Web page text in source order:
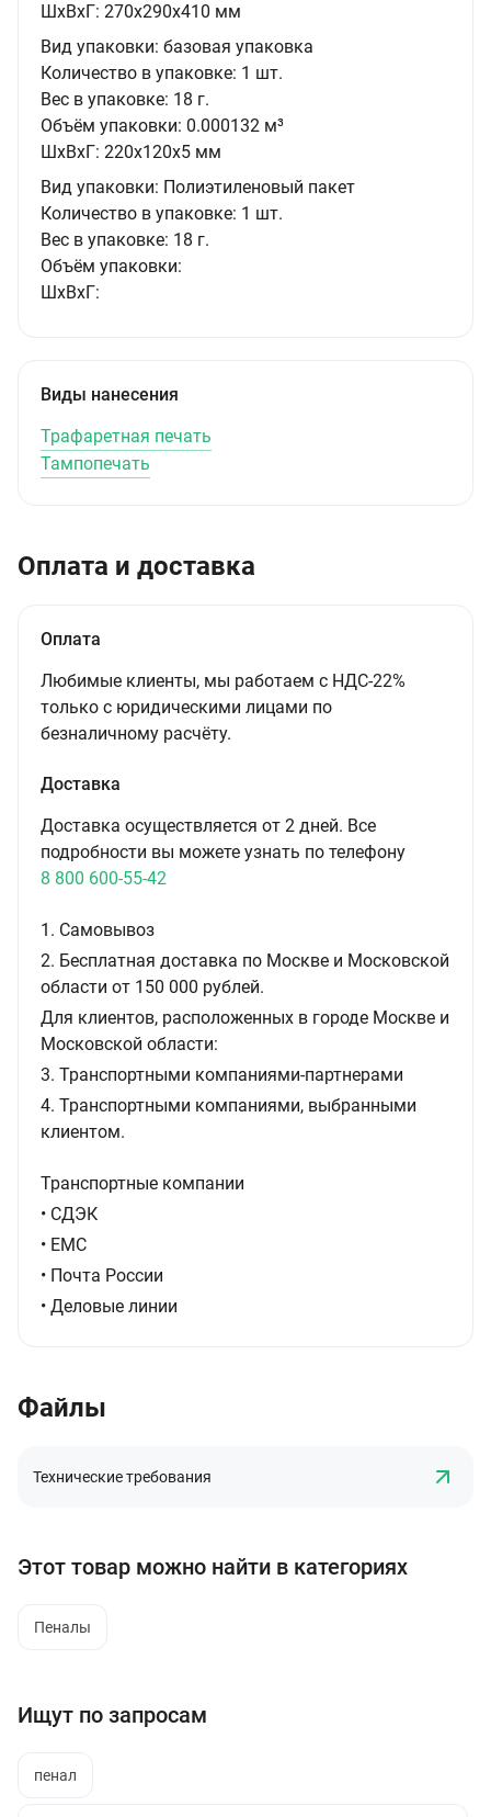
ШxВxГ: 270x290x410 мм
Вид упаковки: базовая упаковка
Количество в упаковке: 1 шт.
Вес в упаковке: 18 г.
Объём упаковки: 0.000132 м³
ШxВxГ: 220x120x5 мм
Вид упаковки: Полиэтиленовый пакет
Количество в упаковке: 1 шт.
Вес в упаковке: 18 г.
Объём упаковки:
ШxВxГ:
Виды нанесения
Трафаретная печать
Тампопечать
Оплата и доставка
Оплата
Любимые клиенты, мы работаем с НДС-22%
только с юридическими лицами по
безналичному расчёту.
Доставка
Доставка осуществляется от 2 дней. Все
подробности вы можете узнать по телефону
8 800 600-55-42
1. Самовывоз
2. Бесплатная доставка по Москве и Московской
области от 150 000 рублей.
Для клиентов, расположенных в городе Москве и
Московской области:
3. Транспортными компаниями-партнерами
4. Транспортными компаниями, выбранными
клиентом.
Транспортные компании
• СДЭК
• ЕМС
• Почта России
• Деловые линии
Файлы
Технические требования
Этот товар можно найти в категориях
Пеналы
Ищут по запросам
пенал